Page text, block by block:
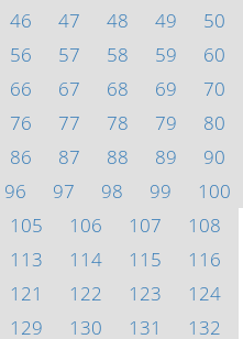
46 47 48 49
50
56 57 58 59
60
66 67 68 69
70
76 77 78 79
80
86 87 88 89
90
96 97 98 99
100
105 106 107
108
113 114 115
116
121 122 123
124
129 130 131
132